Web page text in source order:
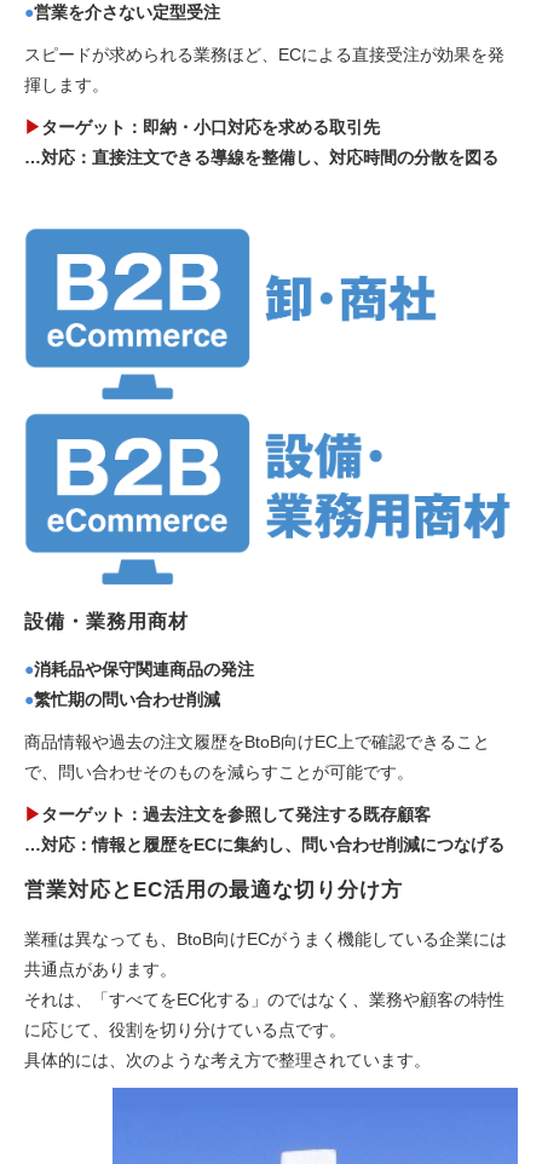
●営業を介さない定型受注
スピードが求められる業務ほど、ECによる直接受注が効果を発
揮します。
▶ターゲット：即納・小口対応を求める取引先
…対応：直接注文できる導線を整備し、対応時間の分散を図る
設備・業務用商材
●消耗品や保守関連商品の発注
●繁忙期の問い合わせ削減
商品情報や過去の注文履歴をBtoB向けEC上で確認できること
で、問い合わせそのものを減らすことが可能です。
▶ターゲット：過去注文を参照して発注する既存顧客
…対応：情報と履歴をECに集約し、問い合わせ削減につなげる
営業対応とEC活用の最適な切り分け方
業種は異なっても、BtoB向けECがうまく機能している企業には
共通点があります。
それは、「すべてをEC化する」のではなく、業務や顧客の特性
に応じて、役割を切り分けている点です。
具体的には、次のような考え方で整理されています。